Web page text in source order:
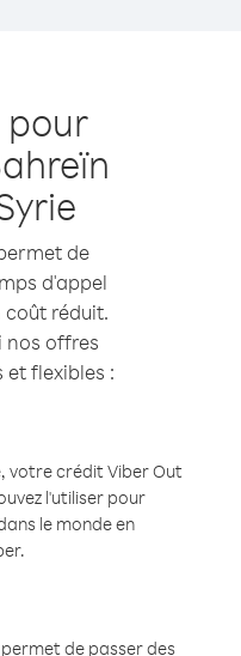
pour
de
d'appel
coût réduit.
nos offres
et flexibles :
votre crédit Viber Out
l'utiliser pour
le monde en
de passer des